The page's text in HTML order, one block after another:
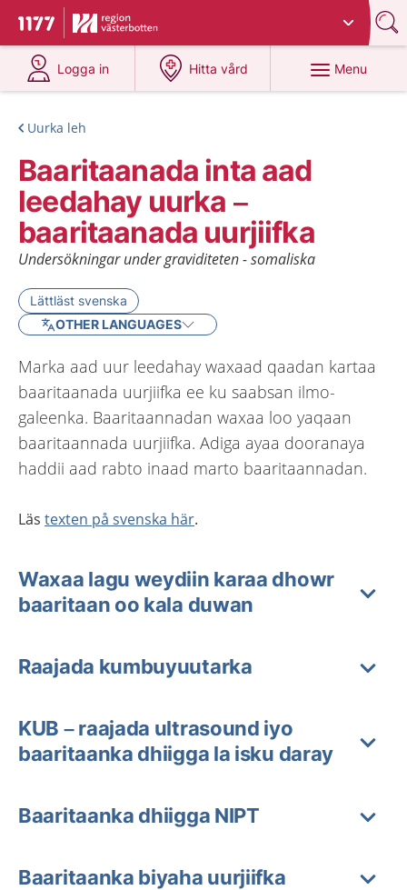
To start page for 1177
Du har valt region
Logga in
at 1177.se
Hitta vård
at 1177.se
Menu
Uurka leh
Baaritaanada inta aad
leedahay uurka –
baaritaanada uurjiifka
Undersökningar under graviditeten - somaliska
Lättläst svenska
OTHER LANGUAGES
Marka aad uur leedahay waxaad qaadan kartaa
baaritaanada uurjiifka ee ku saabsan ilmo-
galeenka. Baaritaannadan waxaa loo yaqaan
baaritaannada uurjiifka. Adiga ayaa dooranaya
haddii aad rabto inaad marto baaritaannadan.
Läs texten på svenska här.
Waxaa lagu weydiin karaa dhowr
baaritaan oo kala duwan
Raajada kumbuyuutarka
KUB – raajada ultrasound iyo
baaritaanka dhiigga la isku daray
Baaritaanka dhiigga NIPT
Baaritaanka biyaha uurjiifka